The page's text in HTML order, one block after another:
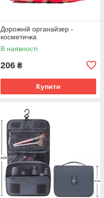
Дорожній органайзер -
косметичка
В наявності
206 ₴
Купити